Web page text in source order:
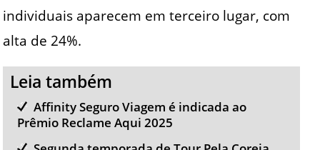
individuais aparecem em terceiro lugar, com
alta de 24%.
Leia também
Affinity Seguro Viagem é indicada ao
Prêmio Reclame Aqui 2025